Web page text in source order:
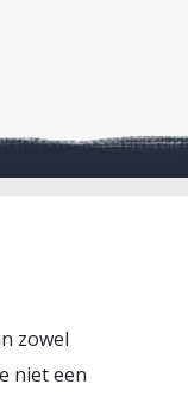
zowel
niet een